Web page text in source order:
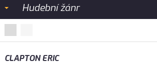
Hudební žánr
CLAPTON ERIC